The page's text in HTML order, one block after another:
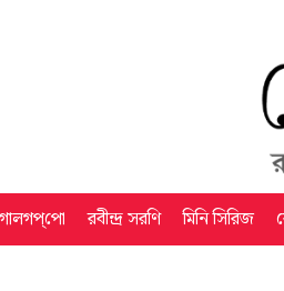
রবীন্দ্র সরণি মিনি সিরিজ